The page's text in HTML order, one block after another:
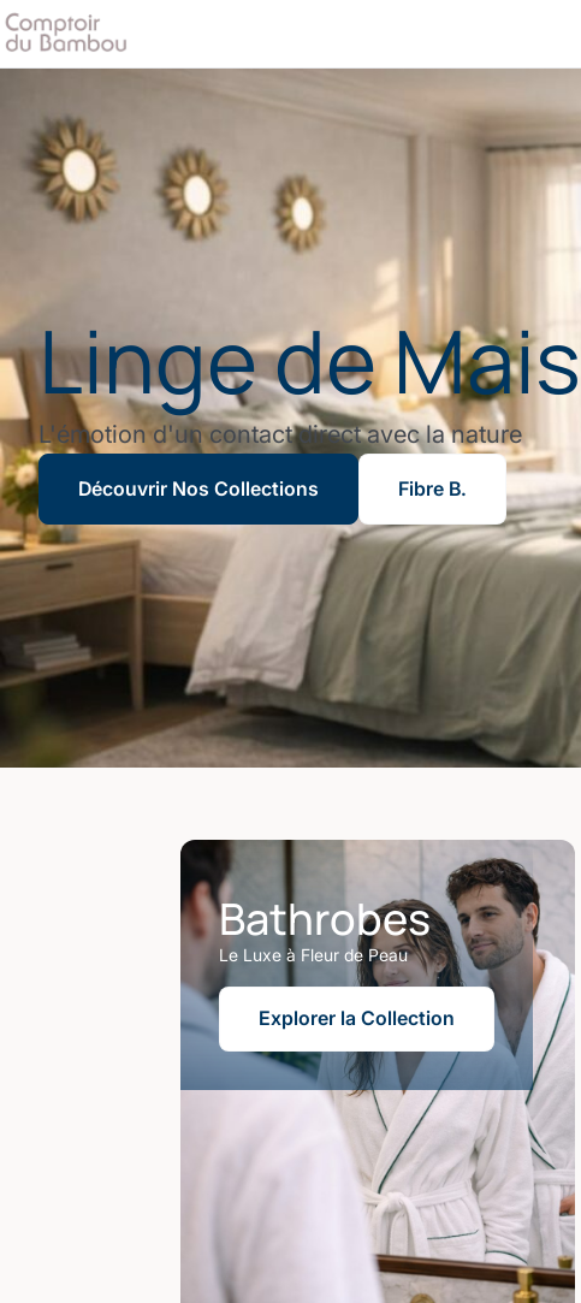
Natural
Découvrez le secret d'une fibre révolutionnaire,
luxe durable et douceur incomparable.
Bathrobes
Le Luxe à Fleur de Peau
Explorer la Collection